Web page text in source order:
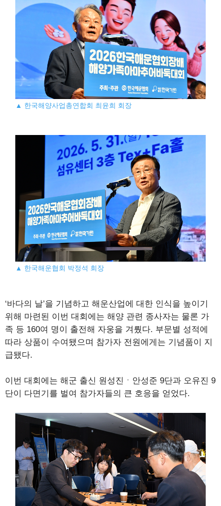
▲ 한국해양사업총연합회 최윤희 회장
▲ 한국해운협회 박정석 회장
‘바다의 날’을 기념하고 해운산업에 대한 인식을 높이기
위해 마련된 이번 대회에는 해양 관련 종사자는 물론 가
족 등 160여 명이 출전해 자웅을 겨뤘다. 부문별 성적에
따라 상품이 수여됐으며 참가자 전원에게는 기념품이 지
급됐다.
이번 대회에는 해군 출신 원성진ㆍ안성준 9단과 오유진 9
단이 다면기를 벌여 참가자들의 큰 호응을 얻었다.